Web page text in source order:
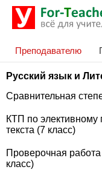
Преподавателю
Русский язык и
Сравнительная
КТП по элективному
текста (7 класс)
Проверочная
класс)